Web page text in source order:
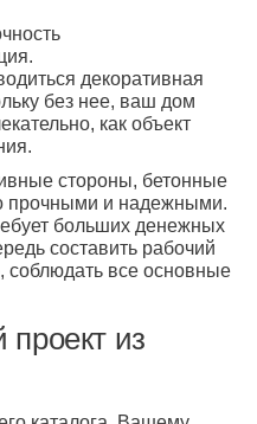
декоративная
без нее, ваш дом
как объект
стороны, бетонные
прочными и надежными.
больших денежных
составить рабочий
соблюдать все основные
проект из